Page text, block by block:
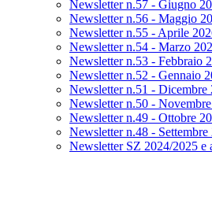
Newsletter n.57 - Giugno
Newsletter n.56 - Maggio
Newsletter n.55 - Aprile
Newsletter n.54 - Marzo
Newsletter n.53 - Febbraio
Newsletter n.52 - Gennaio
Newsletter n.51 - Dicembre
Newsletter n.50 -
Newsletter n.49 - Ottobre
Newsletter n.48 - Settembre
Newsletter SZ 2024/2025 e